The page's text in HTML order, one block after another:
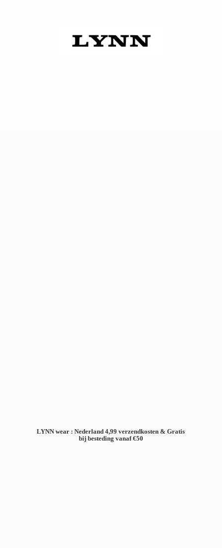
LYNN wear : Nederland 4,99 verzendkosten & Gratis
bij besteding vanaf €50